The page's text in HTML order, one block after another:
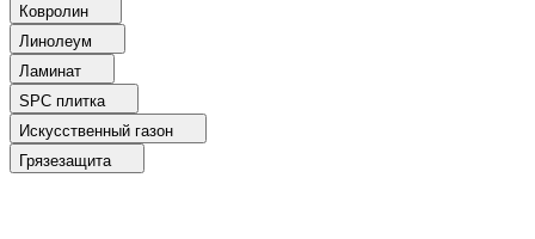
Ковролин
Линолеум
Ламинат
SPC плитка
Искусственный газон
Грязезащита